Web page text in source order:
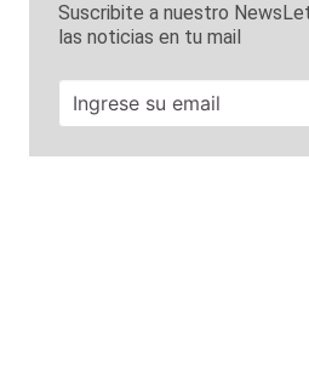
Suscribite a nuestro
las noticias en tu mail